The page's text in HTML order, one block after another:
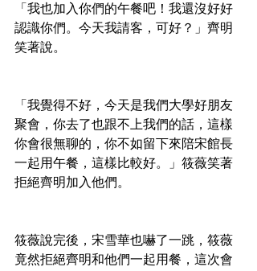
「我也加入你們的午餐吧！我還沒好好
認識你們。今天我請客，可好？」齊明
笑著說。
「我覺得不好，今天是我們大學好朋友
聚會，你去了也跟不上我們的話，這樣
你會很無聊的，你不如留下來陪宋館長
一起用午餐，這樣比較好。」筱薇笑著
拒絕齊明加入他們。
筱薇說完後，宋雪華也嚇了一跳，筱薇
竟然拒絕齊明和他們一起用餐，這次會